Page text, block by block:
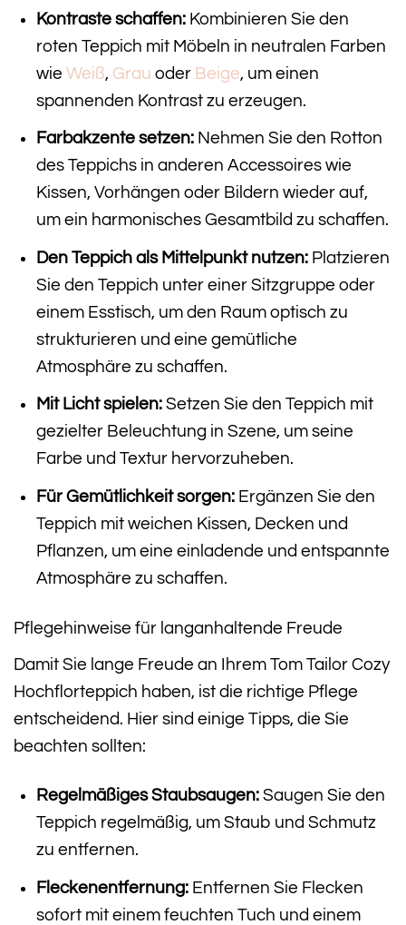
Kontraste schaffen:Kombinieren Sie den
roten Teppich mit Möbeln in neutralen Farben
wie Weiß, Grau oder Beige, um einen
spannenden Kontrast zu erzeugen.
Farbakzente setzen:Nehmen Sie den Rotton
des Teppichs in anderen Accessoires wie
Kissen, Vorhängen oder Bildern wieder auf,
um ein harmonisches Gesamtbild zu schaffen.
Den Teppich als Mittelpunkt nutzen:Platzieren
Sie den Teppich unter einer Sitzgruppe oder
einem Esstisch, um den Raum optisch zu
strukturieren und eine gemütliche
Atmosphäre zu schaffen.
Mit Licht spielen:Setzen Sie den Teppich mit
gezielter Beleuchtung in Szene, um seine
Farbe und Textur hervorzuheben.
Für Gemütlichkeit sorgen:Ergänzen Sie den
Teppich mit weichen Kissen, Decken und
Pflanzen, um eine einladende und entspannte
Atmosphäre zu schaffen.
Pflegehinweise für langanhaltende Freude
Damit Sie lange Freude an Ihrem Tom Tailor Cozy
Hochflorteppich haben, ist die richtige Pflege
entscheidend. Hier sind einige Tipps, die Sie
beachten sollten:
Regelmäßiges Staubsaugen:Saugen Sie den
Teppich regelmäßig, um Staub und Schmutz
zu entfernen.
Fleckenentfernung:Entfernen Sie Flecken
sofort mit einem feuchten Tuch und einem